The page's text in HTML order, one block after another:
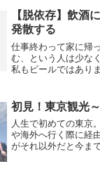
私は「自己研鑽には
「祖父母や両親、兄
【脱依存】飲酒
発散する
仕事終わって家に帰
む、という人は少な
私もビールではあり
ストロングの他にも
が大好きでした。私
初見！東京観光
人生で初めての東京
や海外へ行く際に経
がそれ以外だと今ま